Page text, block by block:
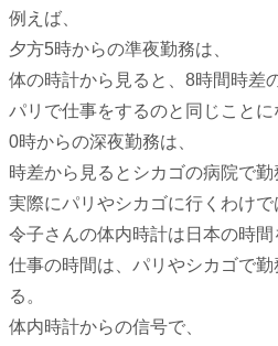
例えば、
夕方5時からの準夜勤務は、
体の時計から見ると、8時間時差
パリで仕事をするのと同じことに
0時からの深夜勤務は、
時差から見るとシカゴの病院で勤
実際にパリやシカゴに行くわけで
令子さんの体内時計は日本の時間
仕事の時間は、パリやシカゴで
る。
体内時計からの信号で、